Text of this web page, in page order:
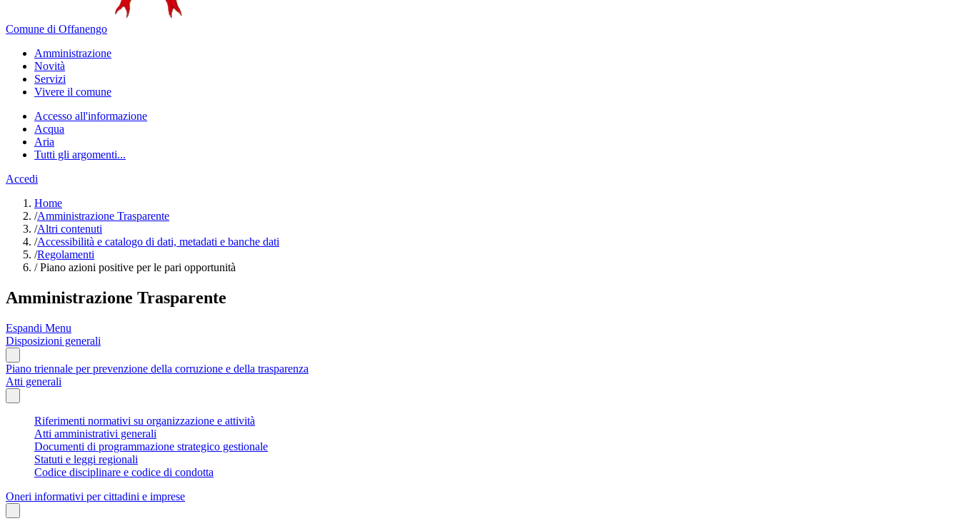
Comune di Offanengo
Amministrazione
Novità
Servizi
Vivere il comune
Accesso all'informazione
Acqua
Aria
Tutti gli argomenti...
Accedi
Home
/Amministrazione Trasparente
/Altri contenuti
/Accessibilità e catalogo di dati, metadati e banche dati
/Regolamenti
/Piano azioni positive per le pari opportunità
Amministrazione Trasparente
Espandi Menu
Disposizioni generali
Piano triennale per prevenzione della corruzione e della trasparenza
Atti generali
Riferimenti normativi su organizzazione e attività
Atti amministrativi generali
Documenti di programmazione strategico gestionale
Statuti e leggi regionali
Codice disciplinare e codice di condotta
Oneri informativi per cittadini e imprese